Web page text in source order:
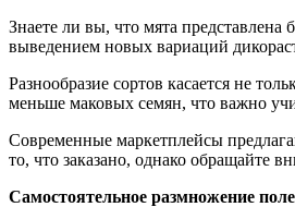
Знаете ли вы, что мята
выведением новых вариаций
Разнообразие сортов касается не
меньше маковых семян, что важно
Современные маркетплейсы
то, что заказано, однако обращайте
Самостоятельное размножение